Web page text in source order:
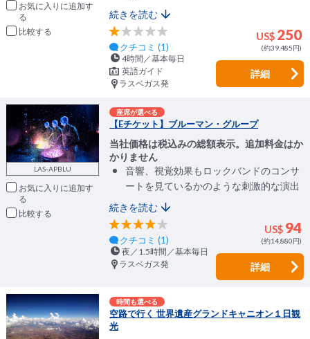
お気に入りに追加
比較
続きを読む
US$ 250
(約39,485円)
クチコミ (1)
4時間／基本毎日
英語ガイド
ラスベガス発
詳細
LAS-APBLU
お気に入りに追加
比較
座席が選べる
【Eチケット】ブルーマン・グループ
当社価格は税込みの総額表示。追加料金はか
かりません
音響、視覚効果もロックバンドのコンサ
ートを見ているかのような刺激的な演出
続きを読む
US$ 94
(約14,880円)
クチコミ (1)
夜／1.5時間／基本毎日
ラスベガス発
詳細
時間も選べる
空路で行く 世界遺産グランドキャニオン１日観
光